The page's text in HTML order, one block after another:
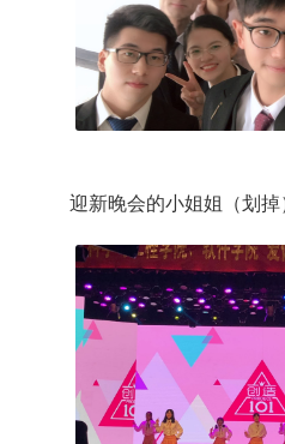
迎新晚会的小姐姐（划掉